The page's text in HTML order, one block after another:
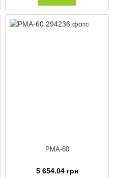
PMA-60
5 654.04 грн